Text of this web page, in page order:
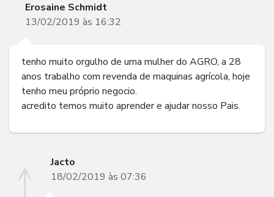
Erosaine Schmidt
13/02/2019 às 16:32
tenho muito orgulho de uma mulher do AGRO, a 28
anos trabalho com revenda de maquinas agrícola, hoje
tenho meu próprio negocio.
acredito temos muito aprender e ajudar nosso Pais.
Jacto
18/02/2019 às 07:36